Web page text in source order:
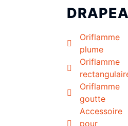
Oriflamme
plume
Oriflamme
Oriflamme
goutte
Accessoire
pour